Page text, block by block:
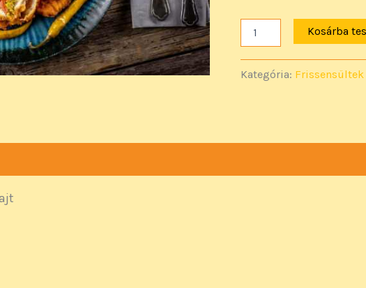
Kosárba
Kategória: Frissensültek